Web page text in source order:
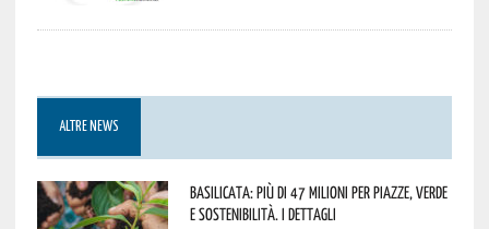
ALTRE NEWS
Basilicata: più di 47 milioni per piazze, verde
e sostenibilità. I dettagli